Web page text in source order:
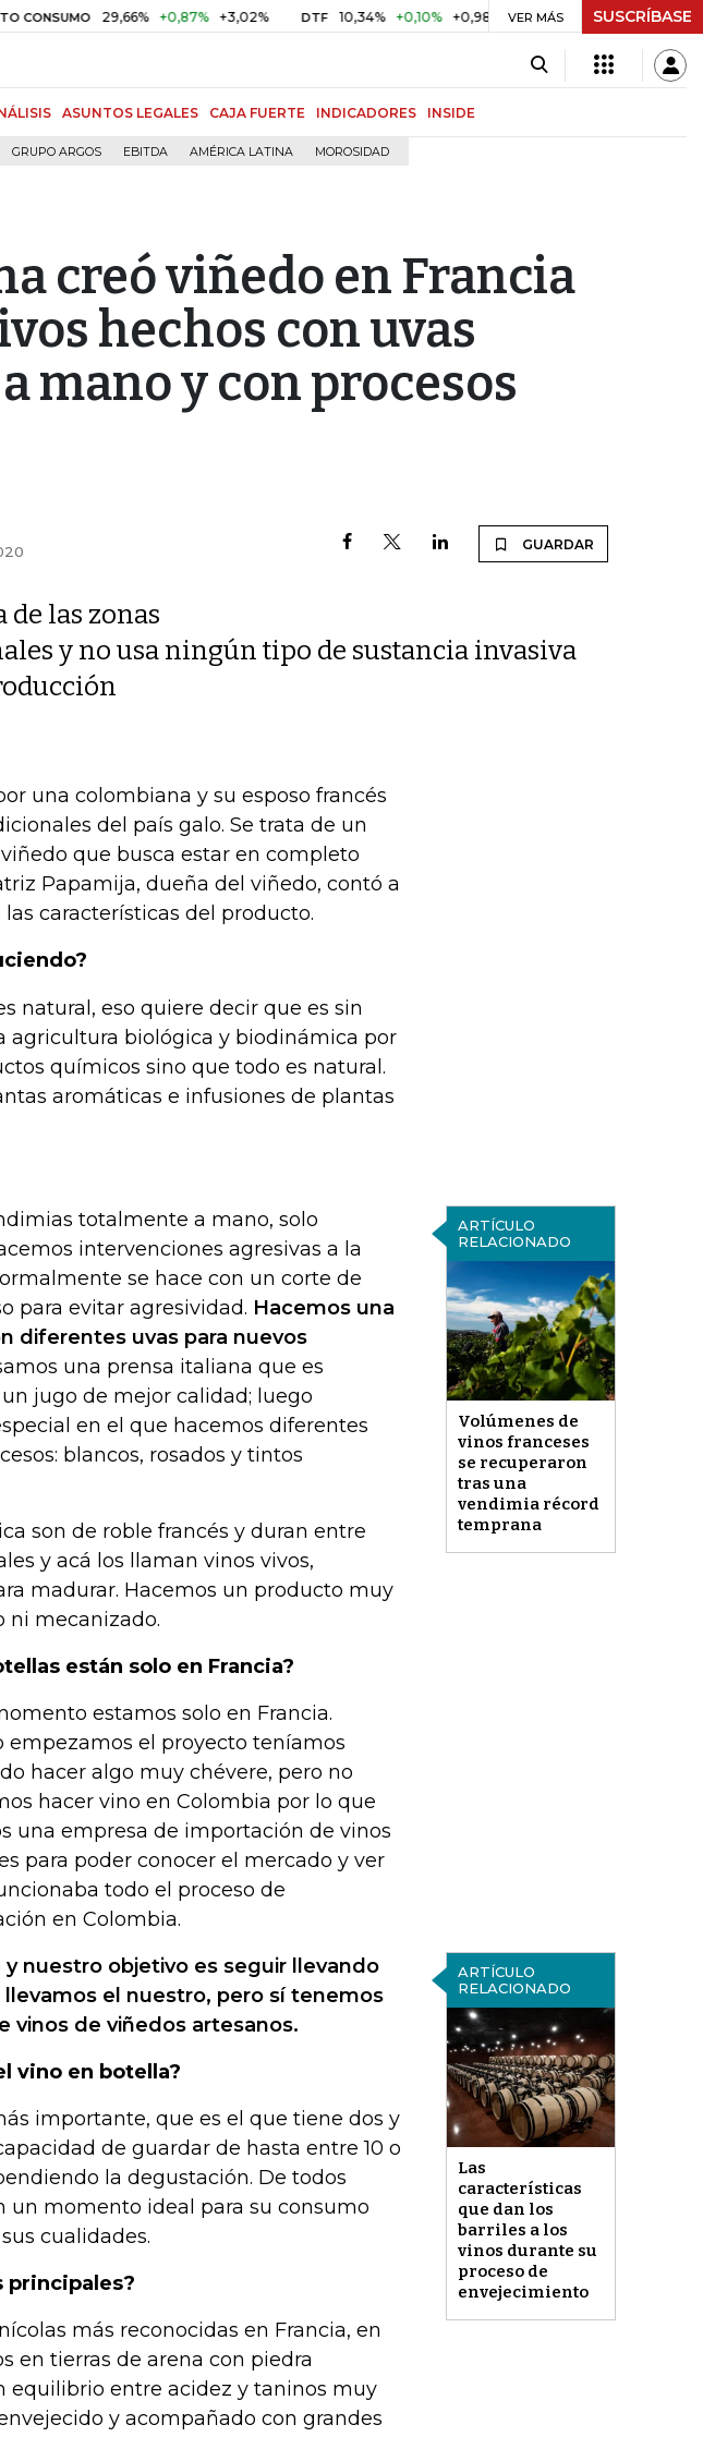
29,66% +0,87% +3,02% DTF 10,34% +0,10% +0,98% UVR $ 416,86 +$ 0,05 +0,01%
VER MÁS SUSCRÍBASE
ASUNTOS LEGALES CAJA FUERTE INDICADORES INSIDE
GRUPO ARGOS EBITDA AMÉRICA LATINA MOROSIDAD
creó viñedo en Francia
hechos con uvas
mano y con procesos
GUARDAR
de las zonas
y no usa ningún tipo de sustancia invasiva
una colombiana y su esposo francés
del país galo. Se trata de un
que busca estar en completo
Papamija, dueña del viñedo, contó a
características del producto.
natural, eso quiere decir que es sin
agricultura biológica y biodinámica por
químicos sino que todo es natural.
aromáticas e infusiones de plantas
ARTÍCULO
RELACIONADO
Volúmenes de
vinos franceses
se recuperaron
tras una
vendimia récord
temprana
totalmente a mano, solo
intervenciones agresivas a la
se hace con un corte de
para evitar agresividad. Hacemos una
diferentes uvas para nuevos
una prensa italiana que es
jugo de mejor calidad; luego
en el que hacemos diferentes
blancos, rosados y tintos
son de roble francés y duran entre
y acá los llaman vinos vivos,
madurar. Hacemos un producto muy
ni mecanizado.
están solo en Francia?
estamos solo en Francia.
empezamos el proyecto teníamos
hacer algo muy chévere, pero no
hacer vino en Colombia por lo que
una empresa de importación de vinos
para poder conocer el mercado y ver
todo el proceso de
en Colombia.
ARTÍCULO
RELACIONADO
Las
características
que dan los
barriles a los
vinos durante su
proceso de
envejecimiento
y nuestro objetivo es seguir llevando
llevamos el nuestro, pero sí tenemos
vinos de viñedos artesanos.
vino en botella?
importante, que es el que tiene dos y
de guardar de hasta entre 10 o
la degustación. De todos
un momento ideal para su consumo
cualidades.
principales?
más reconocidas en Francia, en
en tierras de arena con piedra
equilibrio entre acidez y taninos muy
y acompañado con grandes